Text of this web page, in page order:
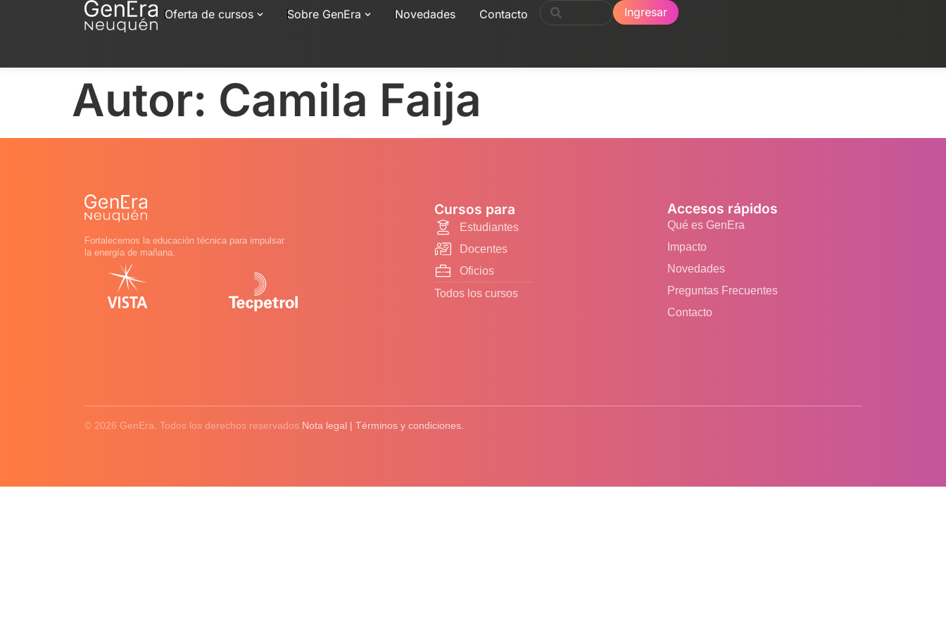
Oferta de cursos Sobre GenEra Novedades Contacto Ingresar
Autor: Camila Faija
Fortalecemos la educación técnica para impulsar
la energía de mañana.
Cursos para
Estudiantes
Docentes
Oficios
Todos los cursos
Accesos rápidos
Qué es GenEra
Impacto
Novedades
Preguntas Frecuentes
Contacto
© 2026 GenEra. Todos los derechos reservados. Nota legal | Términos y condiciones.